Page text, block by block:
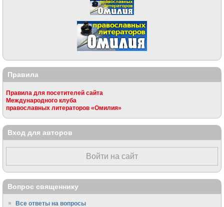
Правила
Правила для посетителей сайта
Международного клуба
православных литераторов «Омилия»
Вход для авторов
Войти на сайт
Вопрос священнику
Все ответы на вопросы